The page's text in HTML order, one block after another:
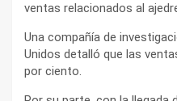
ventas relacionados al
Una compañía de
Unidos detalló que las
por ciento.